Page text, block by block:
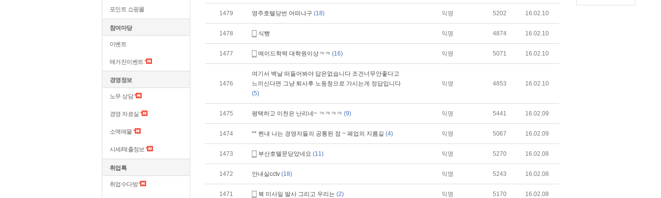
포인트 쇼핑몰
참여마당
이벤트
매거진이벤트
경영정보
노무 상담
경영 자료실
소액매물
시세/매출정보
취업톡
취업수다방
1479 영주호텔당번 어떠냐구 (18) 익명 5202 16.02.10
1478 식빵 익명 4874 16.02.10
1477 메이드학력 대학원이상ㅋㅋ (16) 익명 5071 16.02.10
1476
여기서 백날 떠들어봐야 답은없습니다 조건너무안좋다고
느끼신다면 그냥 퇴사후 노동청으로 가시는게 정답입니다
(5)
익명 4853 16.02.10
1475 평택하고 이천은 난리네~ ㅋㅋㅋㅋ (9) 익명 5441 16.02.09
1474 ** 쩐내 나는 경영자들의 공통된 점 ~ 폐업의 지름길 (4) 익명 5067 16.02.09
1473 부산호텔문닫았네요 (11) 익명 5270 16.02.08
1472 안내실cctv (18) 익명 5243 16.02.08
1471 북 미사일 발사 그리고 우리는 (2) 익명 5170 16.02.08